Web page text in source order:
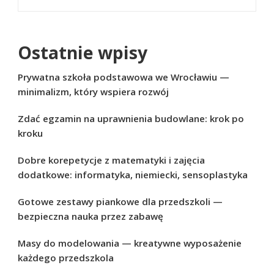
Ostatnie wpisy
Prywatna szkoła podstawowa we Wrocławiu —
minimalizm, który wspiera rozwój
Zdać egzamin na uprawnienia budowlane: krok po
kroku
Dobre korepetycje z matematyki i zajęcia
dodatkowe: informatyka, niemiecki, sensoplastyka
Gotowe zestawy piankowe dla przedszkoli —
bezpieczna nauka przez zabawę
Masy do modelowania — kreatywne wyposażenie
każdego przedszkola